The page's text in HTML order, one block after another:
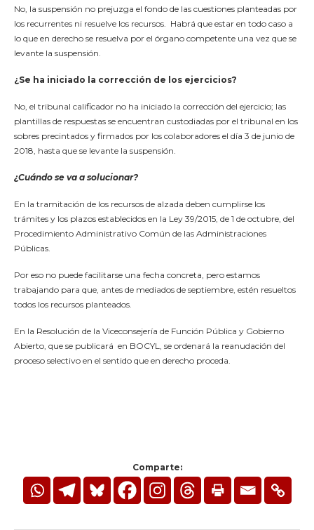
No, la suspensión no prejuzga el fondo de las cuestiones planteadas por
los recurrentes ni resuelve los recursos. Habrá que estar en todo caso a
lo que en derecho se resuelva por el órgano competente una vez que se
levante la suspensión.
¿Se ha iniciado la corrección de los ejercicios?
No, el tribunal calificador no ha iniciado la corrección del ejercicio; las
plantillas de respuestas se encuentran custodiadas por el tribunal en los
sobres precintados y firmados por los colaboradores el día 3 de junio de
2018, hasta que se levante la suspensión.
¿Cuándo se va a solucionar?
En la tramitación de los recursos de alzada deben cumplirse los
trámites y los plazos establecidos en la Ley 39/2015, de 1 de octubre, del
Procedimiento Administrativo Común de las Administraciones
Públicas.
Por eso no puede facilitarse una fecha concreta, pero estamos
trabajando para que, antes de mediados de septiembre, estén resueltos
todos los recursos planteados.
En la Resolución de la Viceconsejería de Función Pública y Gobierno
Abierto, que se publicará en BOCYL, se ordenará la reanudación del
proceso selectivo en el sentido que en derecho proceda.
Comparte: